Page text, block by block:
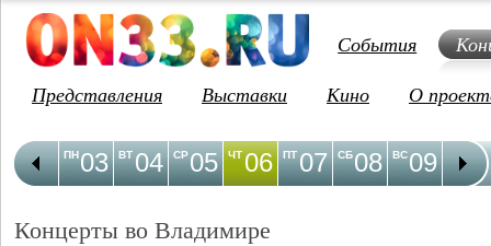
События
Представления
Выставки Кино О
03
ПН 04
ВТ 05
СР 06
ЧТ 07
ПТ 08
СБ 09
ВС 10
ПН
Концерты во Владимире